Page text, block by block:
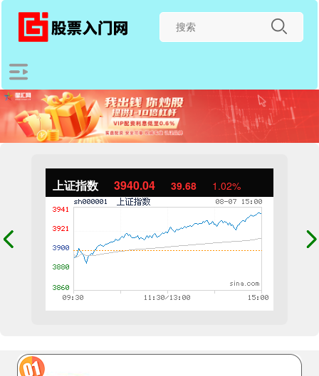
上证指数 3940.04 39.68 1.02%